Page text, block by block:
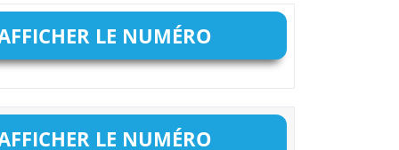
LE NUMÉRO
LE NUMÉRO